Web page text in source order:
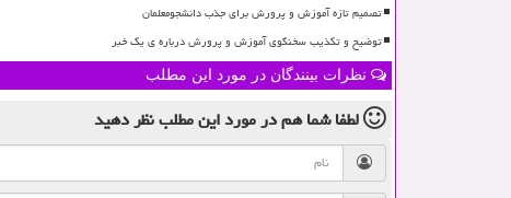
تصمیم تازه آموزش و پرورش برای جذب دانشجومعلمان
توضیح و تکذیب سخنگوی آموزش و پرورش درباره ی یک خبر
نظرات بینندگان در مورد این مطلب
لطفا شما همدر مورد این مطلبنظر دهید